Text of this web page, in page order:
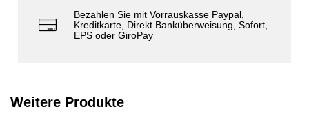
Bezahlen Sie mit Vorrauskasse Paypal,
Kreditkarte, Direkt Banküberweisung, Sofort,
EPS oder GiroPay
Weitere Produkte